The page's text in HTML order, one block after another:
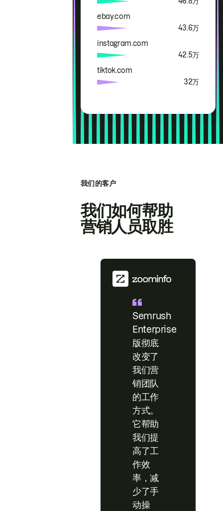
ebay.com
43.6万
instagram.com
42.5万
tiktok.com
32万
我们的客户
我们如何帮助
营销人员取胜
Semrush
Enterprise
版彻底
改变了
我们营
销团队
的工作
方式。
它帮助
我们提
高了工
作效
率，减
少了手
动操